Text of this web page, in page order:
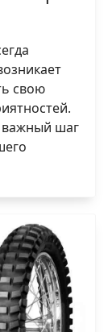
свою
важный шаг